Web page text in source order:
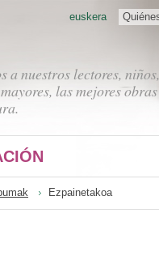
a nuestros lectores, niños,
las mejores
euskera
Ezpainetakoa